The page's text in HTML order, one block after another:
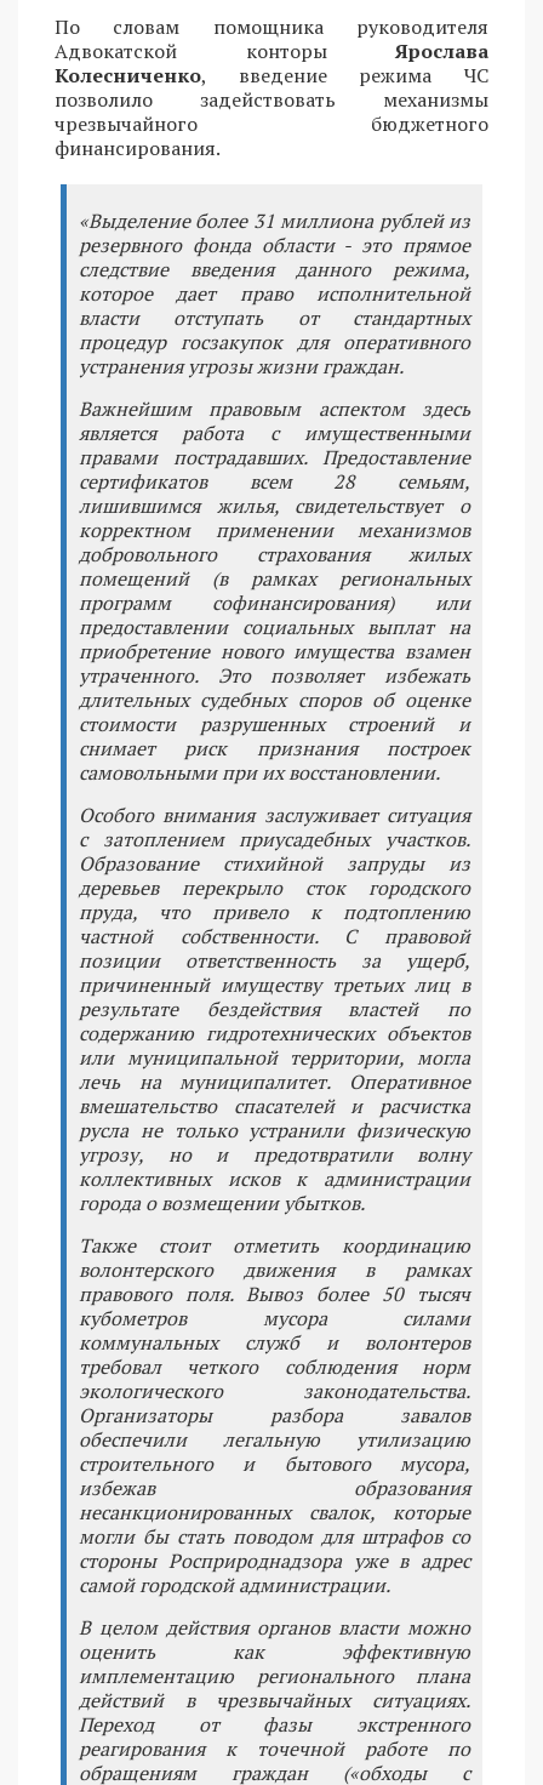
По словам помощника руководителя
Адвокатской конторыЯрослава
Колесниченко, введение режима ЧС
позволило задействовать механизмы
чрезвычайного бюджетного
финансирования.
«Выделение более 31 миллиона рублей из
резервного фонда области - это прямое
следствие введения данного режима,
которое дает право исполнительной
власти отступать от стандартных
процедур госзакупок для оперативного
устранения угрозы жизни граждан.
Важнейшим правовым аспектом здесь
является работа с имущественными
правами пострадавших. Предоставление
сертификатов всем 28 семьям,
лишившимся жилья, свидетельствует о
корректном применении механизмов
добровольного страхования жилых
помещений (в рамках региональных
программ софинансирования) или
предоставлении социальных выплат на
приобретение нового имущества взамен
утраченного. Это позволяет избежать
длительных судебных споров об оценке
стоимости разрушенных строений и
снимает риск признания построек
самовольными при их восстановлении.
Особого внимания заслуживает ситуация
с затоплением приусадебных участков.
Образование стихийной запруды из
деревьев перекрыло сток городского
пруда, что привело к подтоплению
частной собственности. С правовой
позиции ответственность за ущерб,
причиненный имуществу третьих лиц в
результате бездействия властей по
содержанию гидротехнических объектов
или муниципальной территории, могла
лечь на муниципалитет. Оперативное
вмешательство спасателей и расчистка
русла не только устранили физическую
угрозу, но и предотвратили волну
коллективных исков к администрации
города о возмещении убытков.
Также стоит отметить координацию
волонтерского движения в рамках
правового поля. Вывоз более 50 тысяч
кубометров мусора силами
коммунальных служб и волонтеров
требовал четкого соблюдения норм
экологического законодательства.
Организаторы разбора завалов
обеспечили легальную утилизацию
строительного и бытового мусора,
избежав образования
несанкционированных свалок, которые
могли бы стать поводом для штрафов со
стороны Росприроднадзора уже в адрес
самой городской администрации.
В целом действия органов власти можно
оценить как эффективную
имплементацию регионального плана
действий в чрезвычайных ситуациях.
Переход от фазы экстренного
реагирования к точечной работе по
обращениям граждан («обходы с